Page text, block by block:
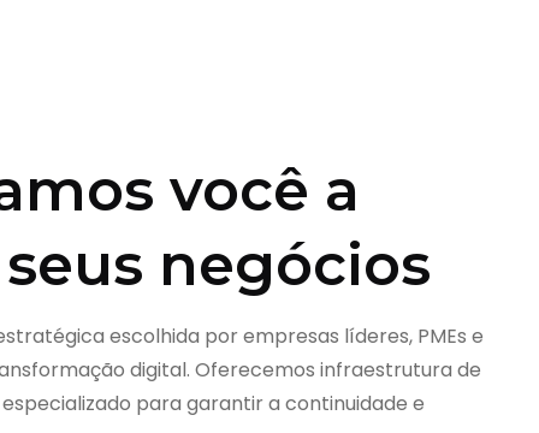
você a
negócios
escolhida por empresas líderes, PMEs e
digital. Oferecemos infraestrutura de
para garantir a continuidade e